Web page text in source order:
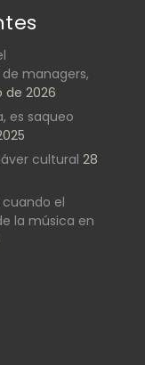
managers,
de 2026
es saqueo
cultural 28
cuando el
la música en